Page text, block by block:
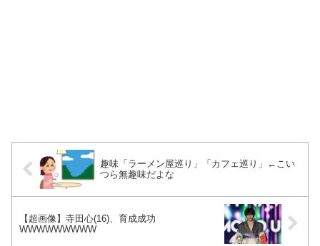
趣味「ラーメン屋巡り」「カフェ巡り」←こい
つら無趣味だよな
【超画像】寺田心(16)、育成成功
WWWWWWWWW